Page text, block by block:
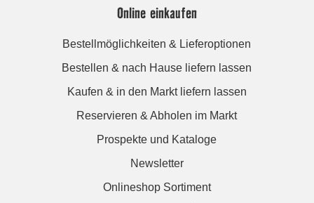
Online einkaufen
Bestellmöglichkeiten & Lieferoptionen
Bestellen & nach Hause liefern lassen
Kaufen & in den Markt liefern lassen
Reservieren & Abholen im Markt
Prospekte und Kataloge
Newsletter
Onlineshop Sortiment